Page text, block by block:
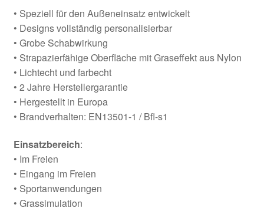
• Speziell für den Außeneinsatz entwickelt
• Designs vollständig personalisierbar
• Grobe Schabwirkung
• Strapazierfähige Oberfläche mit Graseffekt aus Nylon
• Lichtecht und farbecht
• 2 Jahre Herstellergarantie
• Hergestellt in Europa
• Brandverhalten: EN13501-1 / Bfl-s1
Einsatzbereich:
• Im Freien
• Eingang im Freien
• Sportanwendungen
• Grassimulation